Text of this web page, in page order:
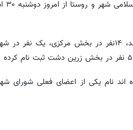
نام یکی از اعضای فعلی شورای